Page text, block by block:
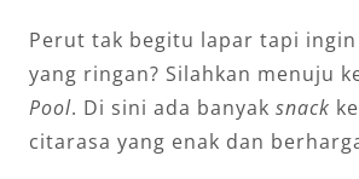
Perut tak begitu lapar tapi
yang ringan? Silahkan menuju
Pool. Di sini ada banyak snack
citarasa yang enak dan